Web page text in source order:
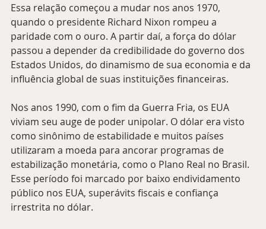
Essa relação começou a mudar nos anos 1970,
quando o presidente Richard Nixon rompeu a
paridade com o ouro. A partir daí, a força do dólar
passou a depender da credibilidade do governo dos
Estados Unidos, do dinamismo de sua economia e da
influência global de suas instituições financeiras.
Nos anos 1990, com o fim da Guerra Fria, os EUA
viviam seu auge de poder unipolar. O dólar era visto
como sinônimo de estabilidade e muitos países
utilizaram a moeda para ancorar programas de
estabilização monetária, como o Plano Real no Brasil.
Esse período foi marcado por baixo endividamento
público nos EUA, superávits fiscais e confiança
irrestrita no dólar.